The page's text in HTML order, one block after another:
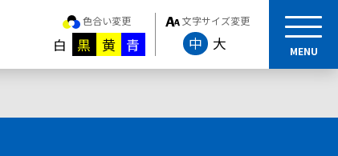
色合い変更
白 黒 黄 青
文字サイズ変更
中 大 MENU